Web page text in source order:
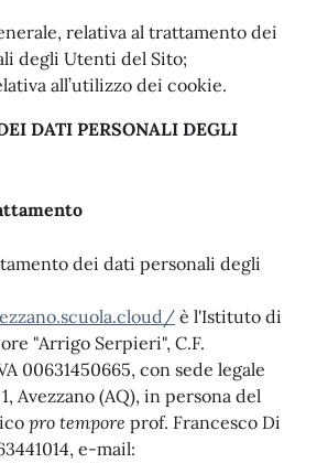
relativa al trattamento dei
degli Utenti del Sito;
all’utilizzo dei cookie.
DATI PERSONALI DEGLI
dei dati personali degli
è l'Istituto di
"Arrigo Serpieri", C.F.
00631450665, con sede legale
Avezzano (AQ), in persona del
pro tempore prof. Francesco Di
e-mail: